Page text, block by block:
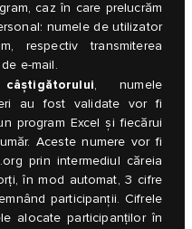
caz în care prelucrăm
numele de utilizator
respectiv transmiterea
e-mail.
, numele
au fost validate vor fi
program Excel şi fiecărui
Aceste numere vor fi
prin intermediul căreia
în mod automat, 3 cifre
participanţii. Cifrele
alocate participanților în